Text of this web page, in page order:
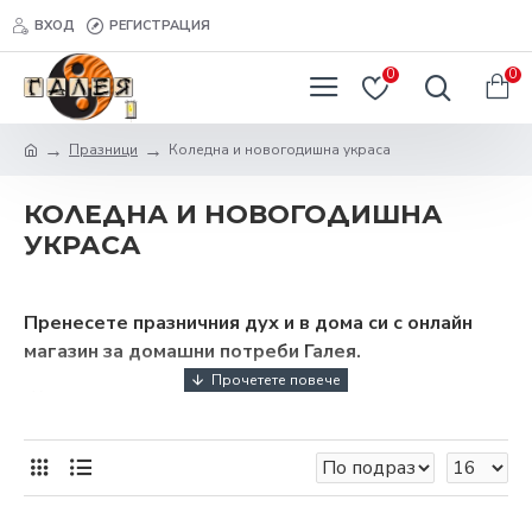
ВХОД РЕГИСТРАЦИЯ
0 0
Празници Коледна и новогодишна украса
КОЛЕДНА И НОВОГОДИШНА
УКРАСА
Пренесете празничния дух и в дома си с онлайн
магазин за домашни потреби Галея.
„Коледа не е просто дата. Коледа е състояние на
Този красив цитат се фокусира не върху коледната
и новогодишната украси, а върху емоцията, която